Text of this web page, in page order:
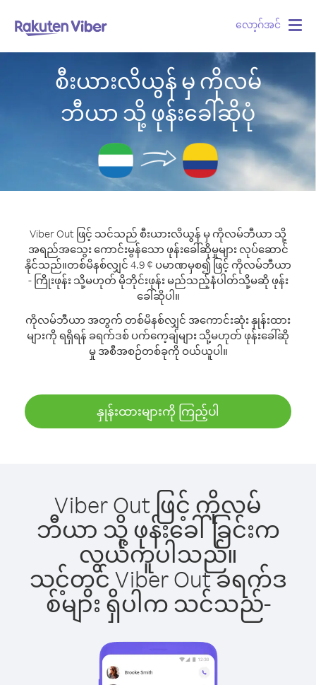
လော့ဂ်အင်
စီးယားလိယွန် မှ ကိုလမ်
ဘီယာ သို့ ဖုန်းခေါ်ဆိုပုံ
Viber Out ဖြင့် သင်သည် စီးယားလိယွန် မှ ကိုလမ်ဘီယာ သို့
အရည်အသွေး ကောင်းမွန်သော ဖုန်းခေါ်ဆိုမှုများ လုပ်ဆောင်
နိုင်သည်။တစ်မိနစ်လျှင် 4.9 ¢ ပမာဏမှစ၍ ဖြင့် ကိုလမ်ဘီယာ
- ကြိုးဖုန်း သို့မဟုတ် မိုဘိုင်းဖုန်း မည်သည့်နံပါတ်သို့မဆို ဖုန်း
ခေါ်ဆိုပါ။
ကိုလမ်ဘီယာ အတွက် တစ်မိနစ်လျှင် အကောင်းဆုံး နှုန်းထား
များကို ရရှိရန် ခရက်ဒစ် ပက်ကေ့ချ်များ သို့မဟုတ် ဖုန်းခေါ်ဆို
မှု အစီအစဉ်တစ်ခုကို ဝယ်ယူပါ။
နှုန်းထားများကို ကြည့်ပါ
Viber Out ဖြင့် ကိုလမ်
ဘီယာ သို့ ဖုန်းခေါ်ခြင်းက
လွယ်ကူပါသည်။
သင့်တွင် Viber Out ခရက်ဒ
စ်များ ရှိပါက သင်သည်-